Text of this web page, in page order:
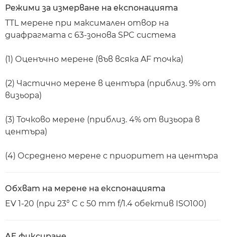
Режими за измерване на експонацията
TTL мерене при максимален отвор на
диафрагмата с 63-зонова SPC система
(1) Оценъчно мерене (във всяка AF точка)
(2) Частично мерене в центъра (приблиз. 9% от
визьора)
(3) Точково мерене (приблиз. 4% от визьора в
центъра)
(4) Осреднено мерене с приоритет на центъра
Обхват на мерене на експонацията
EV 1-20 (при 23° C с 50 mm f/1.4 обектив ISO100)